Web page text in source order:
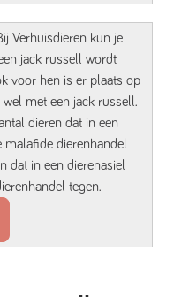
Verhuisdieren kun je
jack russell wordt
voor hen is er plaats op
met een jack russell.
dieren dat in een
dierenhandel
dat in een dierenasiel
tegen.